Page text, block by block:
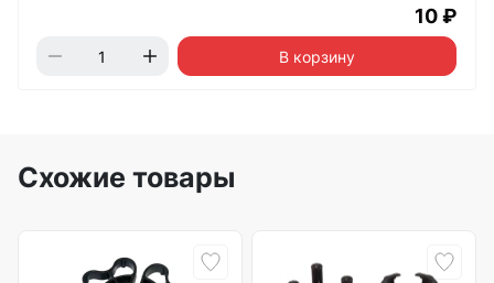
10 ₽
В корзину
Схожие товары